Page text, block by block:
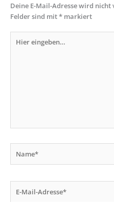
Deine E-Mail-Adresse wird
Felder sind mit* markiert
eingeben…
Mail-